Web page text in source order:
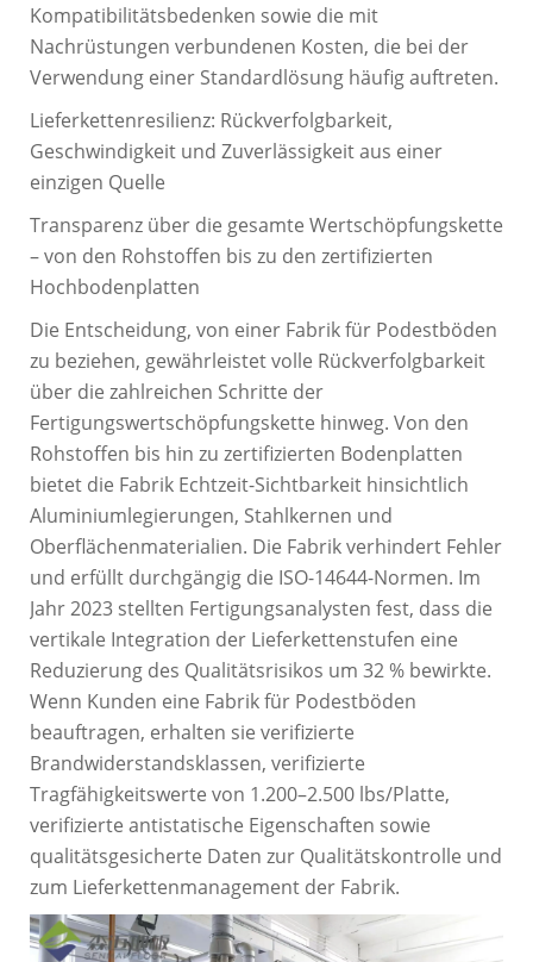
Kompatibilitätsbedenken sowie die mit
Nachrüstungen verbundenen Kosten, die bei der
Verwendung einer Standardlösung häufig auftreten.
Lieferkettenresilienz: Rückverfolgbarkeit,
Geschwindigkeit und Zuverlässigkeit aus einer
einzigen Quelle
Transparenz über die gesamte Wertschöpfungskette
– von den Rohstoffen bis zu den zertifizierten
Hochbodenplatten
Die Entscheidung, von einer Fabrik für Podestböden
zu beziehen, gewährleistet volle Rückverfolgbarkeit
über die zahlreichen Schritte der
Fertigungswertschöpfungskette hinweg. Von den
Rohstoffen bis hin zu zertifizierten Bodenplatten
bietet die Fabrik Echtzeit-Sichtbarkeit hinsichtlich
Aluminiumlegierungen, Stahlkernen und
Oberflächenmaterialien. Die Fabrik verhindert Fehler
und erfüllt durchgängig die ISO-14644-Normen. Im
Jahr 2023 stellten Fertigungsanalysten fest, dass die
vertikale Integration der Lieferkettenstufen eine
Reduzierung des Qualitätsrisikos um 32 % bewirkte.
Wenn Kunden eine Fabrik für Podestböden
beauftragen, erhalten sie verifizierte
Brandwiderstandsklassen, verifizierte
Tragfähigkeitswerte von 1.200–2.500 lbs/Platte,
verifizierte antistatische Eigenschaften sowie
qualitätsgesicherte Daten zur Qualitätskontrolle und
zum Lieferkettenmanagement der Fabrik.